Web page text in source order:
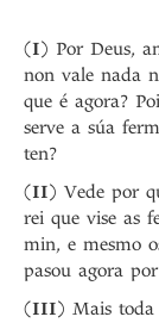
(I) Por Deus,
non vale nada
que é agora?
serve a súa
ten?
(II) Vede por
rei que vise as
min, e mesmo
pasou agora
(III) Mais toda